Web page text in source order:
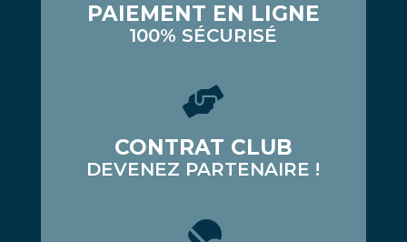
PAIEMENT EN LIGNE
100% SÉCURISÉ
CONTRAT CLUB
DEVENEZ PARTENAIRE !